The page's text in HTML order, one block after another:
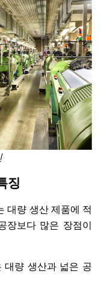
징
대량 생산 제품에 적
장보다 많은 장점이
대량 생산과 넓은 공